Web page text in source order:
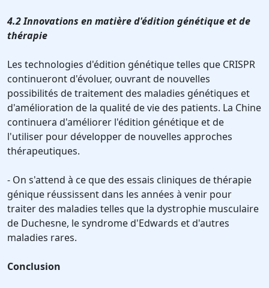
4.2 Innovations en matière d'édition génétique et de
thérapie
Les technologies d'édition génétique telles que CRISPR
continueront d'évoluer, ouvrant de nouvelles
possibilités de traitement des maladies génétiques et
d'amélioration de la qualité de vie des patients. La Chine
continuera d'améliorer l'édition génétique et de
l'utiliser pour développer de nouvelles approches
thérapeutiques.
- On s'attend à ce que des essais cliniques de thérapie
génique réussissent dans les années à venir pour
traiter des maladies telles que la dystrophie musculaire
de Duchesne, le syndrome d'Edwards et d'autres
maladies rares.
Conclusion